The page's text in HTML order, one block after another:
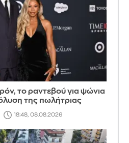
το ραντεβού για ψώνια
της πωλήτριας
18:48, 08.08.2026